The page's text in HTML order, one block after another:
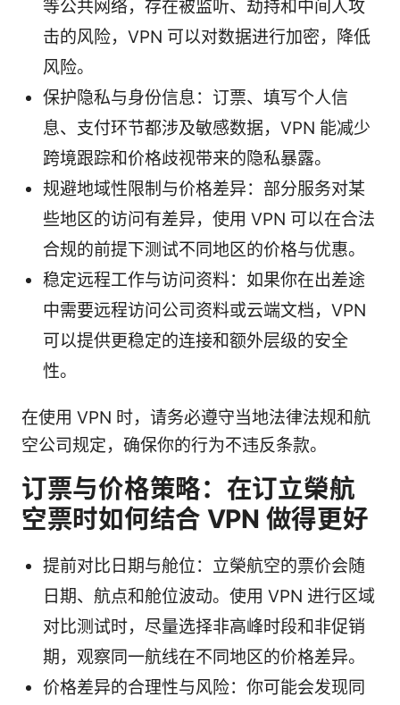
等公共网络，存在被监听、劫持和中间人攻
击的风险，VPN 可以对数据进行加密，降低
风险。
保护隐私与身份信息：订票、填写个人信
息、支付环节都涉及敏感数据，VPN 能减少
跨境跟踪和价格歧视带来的隐私暴露。
规避地域性限制与价格差异：部分服务对某
些地区的访问有差异，使用 VPN 可以在合法
合规的前提下测试不同地区的价格与优惠。
稳定远程工作与访问资料：如果你在出差途
中需要远程访问公司资料或云端文档，VPN
可以提供更稳定的连接和额外层级的安全
性。
在使用 VPN 时，请务必遵守当地法律法规和航
空公司规定，确保你的行为不违反条款。
订票与价格策略：在订立榮航
空票时如何结合 VPN 做得更好
提前对比日期与舱位：立榮航空的票价会随
日期、航点和舱位波动。使用 VPN 进行区域
对比测试时，尽量选择非高峰时段和非促销
期，观察同一航线在不同地区的价格差异。
价格差异的合理性与风险：你可能会发现同